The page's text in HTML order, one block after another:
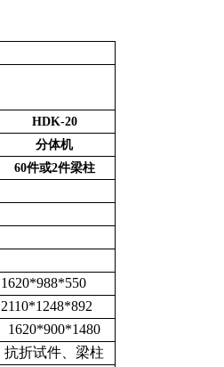
HDK-20
分体机
60件或2件梁柱
1620*988*550
2110*1248*892
1620*900*1480
抗折试件、梁柱